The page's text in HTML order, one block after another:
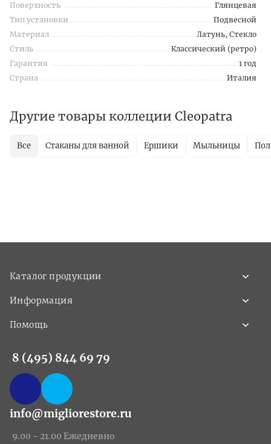
Поверхность
Глянцевая
Тип установки
Подвесной
Материал
Латунь, Стекло
Стиль
Классический (ретро)
Гарантия
1 год
Страна
Италия
Другие товары коллеции Cleopatra
Все Стаканы для ванной Ершики Мыльницы
Каталог продукции
Информация
Помощь
8 (495) 844 69 79
info@migliorestore.ru
9.00 - 21.00 Ежедневно